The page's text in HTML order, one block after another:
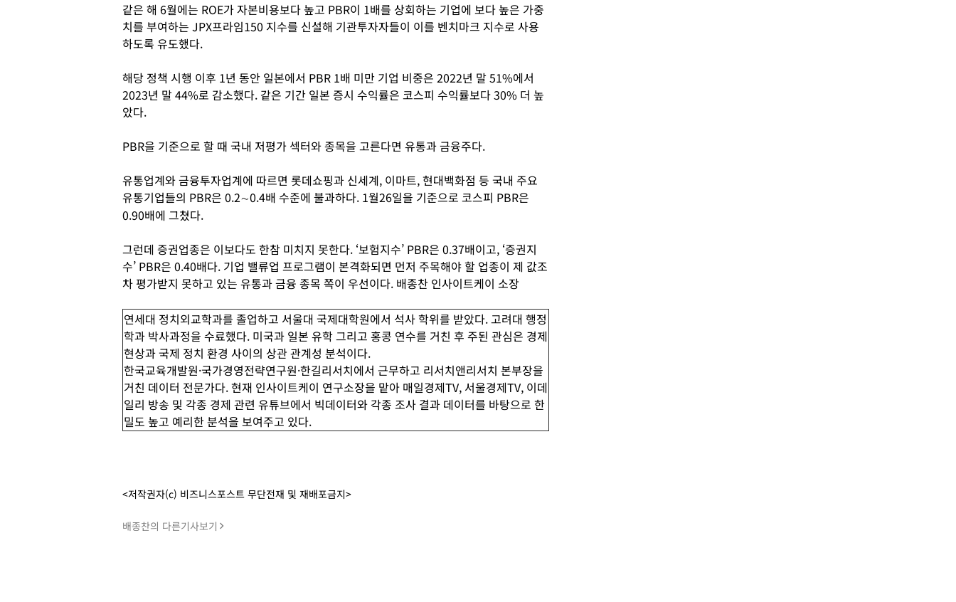
같은 해 6월에는 ROE가 자본비용보다 높고 PBR이 1배를 상회하는 기업에 보다 높은 가중
치를 부여하는 JPX프라임150 지수를 신설해 기관투자자들이 이를 벤치마크 지수로 사용
하도록 유도했다.
해당 정책 시행 이후 1년 동안 일본에서 PBR 1배 미만 기업 비중은 2022년 말 51%에서
2023년 말 44%로 감소했다. 같은 기간 일본 증시 수익률은 코스피 수익률보다 30% 더 높
았다.
PBR을 기준으로 할 때 국내 저평가 섹터와 종목을 고른다면 유통과 금융주다.
유통업계와 금융투자업계에 따르면 롯데쇼핑과 신세계, 이마트, 현대백화점 등 국내 주요
유통기업들의 PBR은 0.2∼0.4배 수준에 불과하다. 1월26일을 기준으로 코스피 PBR은
0.90배에 그쳤다.
그런데 증권업종은 이보다도 한참 미치지 못한다. ‘보험지수’ PBR은 0.37배이고, ‘증권지
수’ PBR은 0.40배다. 기업 밸류업 프로그램이 본격화되면 먼저 주목해야 할 업종이 제 값조
차 평가받지 못하고 있는 유통과 금융 종목 쪽이 우선이다. 배종찬 인사이트케이 소장
연세대 정치외교학과를 졸업하고 서울대 국제대학원에서 석사 학위를 받았다. 고려대 행정
학과 박사과정을 수료했다. 미국과 일본 유학 그리고 홍콩 연수를 거친 후 주된 관심은 경제
현상과 국제 정치 환경 사이의 상관 관계성 분석이다.
한국교육개발원·국가경영전략연구원·한길리서치에서 근무하고 리서치앤리서치 본부장을
거친 데이터 전문가다. 현재 인사이트케이 연구소장을 맡아 매일경제TV, 서울경제TV, 이데
일리 방송 및 각종 경제 관련 유튜브에서 빅데이터와 각종 조사 결과 데이터를 바탕으로 한
밀도 높고 예리한 분석을 보여주고 있다.
<저작권자(c) 비즈니스포스트 무단전재 및 재배포금지>
배종찬의 다른기사보기